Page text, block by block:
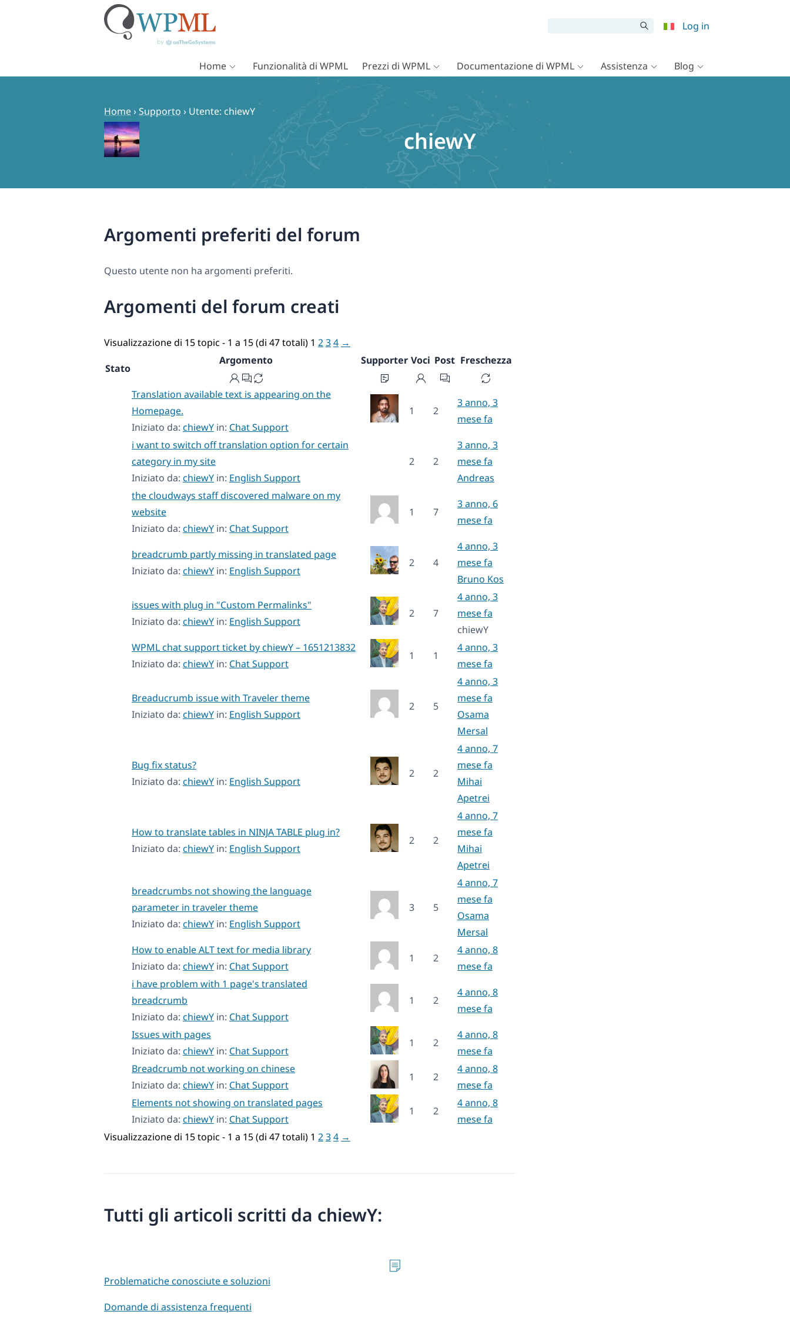
Log in
Home Funzionalità di WPML Prezzi di WPML Documentazione di WPML Assistenza Blog
Home›Supporto › Utente: chiewY
chiewY
Argomenti preferiti del forum
Questo utente non ha argomenti preferiti.
Argomenti del forum creati
Visualizzazione di 15 topic - 1 a 15 (di 47 totali) 1 234 →
Stato
Argomento Supporter Voci Post Freschezza
Translation available text is appearing on the
Homepage.
Iniziato da: chiewY in: Chat Support
1 2
3 anno, 3
mese fa
i want to switch off translation option for certain
category in my site
Iniziato da: chiewY in: English Support
2 2
3 anno, 3
mese fa
Andreas
the cloudways staff discovered malware on my
website
Iniziato da: chiewY in: Chat Support
1 7
3 anno, 6
mese fa
breadcrumb partly missing in translated page
Iniziato da: chiewY in: English Support
2 4
4 anno, 3
mese fa
Bruno Kos
issues with plug in "Custom Permalinks"
Iniziato da: chiewY in: English Support
2 7
4 anno, 3
mese fa
chiewY
WPML chat support ticket by chiewY – 1651213832
Iniziato da: chiewY in: Chat Support
1 1
4 anno, 3
mese fa
Breaducrumb issue with Traveler theme
Iniziato da: chiewY in: English Support
2 5
4 anno, 3
mese fa
Osama
Mersal
Bug fix status?
Iniziato da: chiewY in: English Support
2 2
4 anno, 7
mese fa
Mihai
Apetrei
How to translate tables in NINJA TABLE plug in?
Iniziato da: chiewY in: English Support
2 2
4 anno, 7
mese fa
Mihai
Apetrei
breadcrumbs not showing the language
parameter in traveler theme
Iniziato da: chiewY in: English Support
3 5
4 anno, 7
mese fa
Osama
Mersal
How to enable ALT text for media library
Iniziato da: chiewY in: Chat Support
1 2
4 anno, 8
mese fa
i have problem with 1 page's translated
breadcrumb
Iniziato da: chiewY in: Chat Support
1 2
4 anno, 8
mese fa
Issues with pages
Iniziato da: chiewY in: Chat Support
1 2
4 anno, 8
mese fa
Breadcrumb not working on chinese
Iniziato da: chiewY in: Chat Support
1 2
4 anno, 8
mese fa
Elements not showing on translated pages
Iniziato da: chiewY in: Chat Support
1 2
4 anno, 8
mese fa
Visualizzazione di 15 topic - 1 a 15 (di 47 totali) 1 234 →
Tutti gli articoli scritti da chiewY:
Problematiche conosciute e soluzioni
Domande di assistenza frequenti